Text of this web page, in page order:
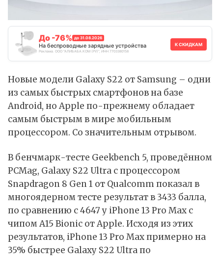
До -76% до 31.08.2026
На беспроводные зарядные устройства
Реклама. ООО "АЛИБАБА.КОМ (РУ)", ИНН 7703380158
К СКИДКАМ
Новые модели Galaxy S22 от Samsung – одни
из самых быстрых смартфонов на базе
Android, но Apple по-прежнему обладает
самым быстрым в мире мобильным
процессором. Со значительным отрывом.
В бенчмарк-тесте Geekbench 5, проведённом
PCMag, Galaxy S22 Ultra с процессором
Snapdragon 8 Gen 1 от Qualcomm показал в
многоядерном тесте результат в 3433 балла,
по сравнению с 4647 у iPhone 13 Pro Max с
чипом A15 Bionic от Apple. Исходя из этих
результатов, iPhone 13 Pro Max примерно на
35% быстрее Galaxy S22 Ultra по